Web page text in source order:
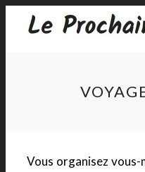
Vous organisez vous-